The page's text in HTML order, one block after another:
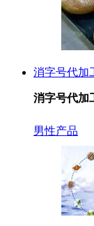
消字号代加
消字号代加
男性产品